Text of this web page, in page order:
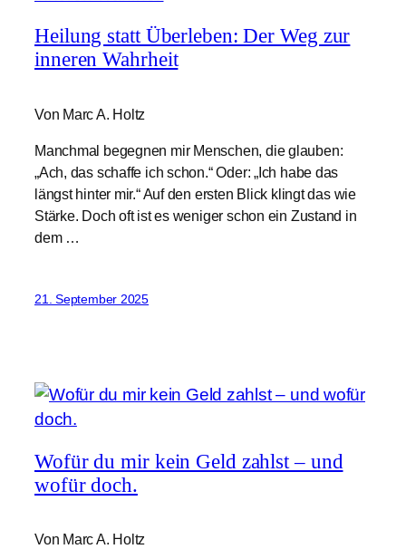
Heilung statt Überleben: Der Weg zur
inneren Wahrheit
Von Marc A. Holtz
Manchmal begegnen mir Menschen, die glauben:
„Ach, das schaffe ich schon.“ Oder: „Ich habe das
längst hinter mir.“ Auf den ersten Blick klingt das wie
Stärke. Doch oft ist es weniger schon ein Zustand in
dem …
21. September 2025
Wofür du mir kein Geld zahlst – und
wofür doch.
Von Marc A. Holtz